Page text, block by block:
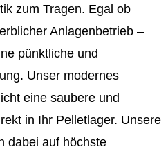
zum Tragen. Egal ob
Anlagenbetrieb –
pünktliche und
Unser modernes
eine saubere und
in Ihr Pelletlager. Unsere
dabei auf höchste